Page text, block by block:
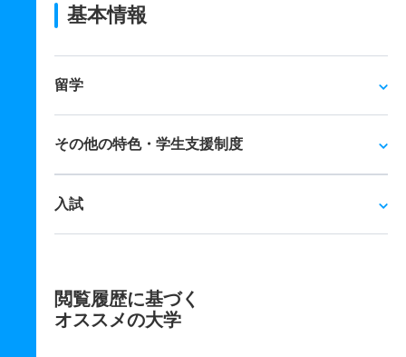
基本情報
留学
その他の特色・学生支援制度
入試
閲覧履歴に基づく
オススメの大学